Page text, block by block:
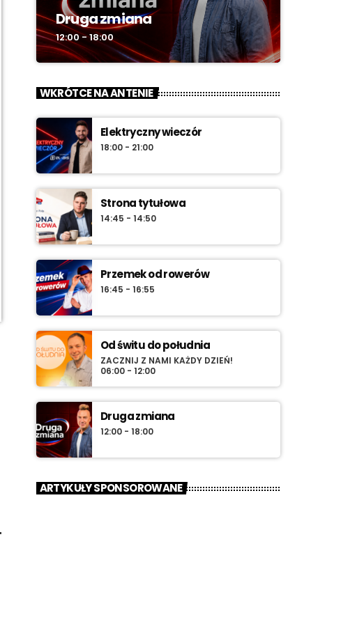
Druga zmiana
12:00 - 18:00
WKRÓTCE NA ANTENIE
Elektryczny wieczór
18:00 - 21:00
Strona tytułowa
14:45 - 14:50
Przemek od rowerów
16:45 - 16:55
Od świtu do południa
ZACZNIJ Z NAMI KAŻDY DZIEŃ!
06:00 - 12:00
Druga zmiana
12:00 - 18:00
ARTYKUŁY SPONSOROWANE